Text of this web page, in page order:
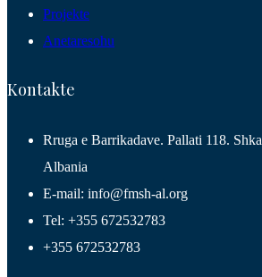
Projekte
Anetaresohu
Kontakte
Rruga e Barrikadave. Pallati 118.
Albania
E-mail: info@fmsh-al.org
Tel: +355 672532783
+355 672532783